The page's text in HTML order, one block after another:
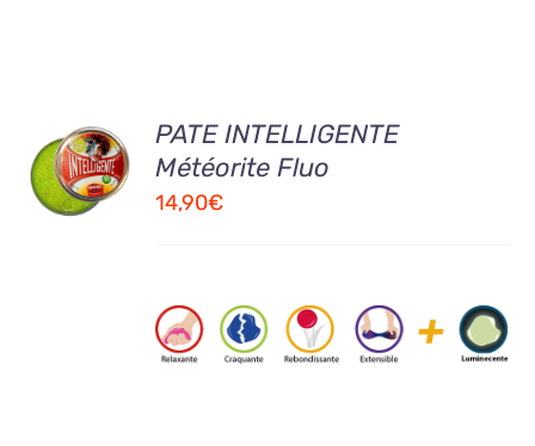
AJOUTER
AU
PANIER
/
PATE INTELLIGENTE
Météorite Fluo
14,90€